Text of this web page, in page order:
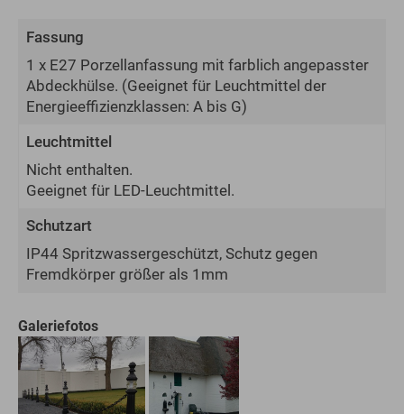
Fassung
1 x E27 Porzellanfassung mit farblich angepasster
Abdeckhülse. (Geeignet für Leuchtmittel der
Energie­effizienz­klassen: A bis G)
Leuchtmittel
Nicht enthalten.
Geeignet für LED-Leuchtmittel.
Schutzart
IP44 Spritzwassergeschützt, Schutz gegen
Fremdkörper größer als 1mm
Galeriefotos